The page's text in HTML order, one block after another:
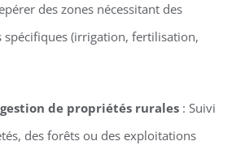
des zones nécessitant des
spécifiques (irrigation, fertilisation,
de propriétés rurales: Suivi
des forêts ou des exploitations